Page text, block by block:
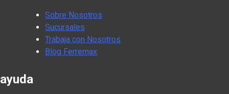
Sobre Nosotros
Sucursales
Trabaja con Nosotros
Blog Ferremax
ayuda